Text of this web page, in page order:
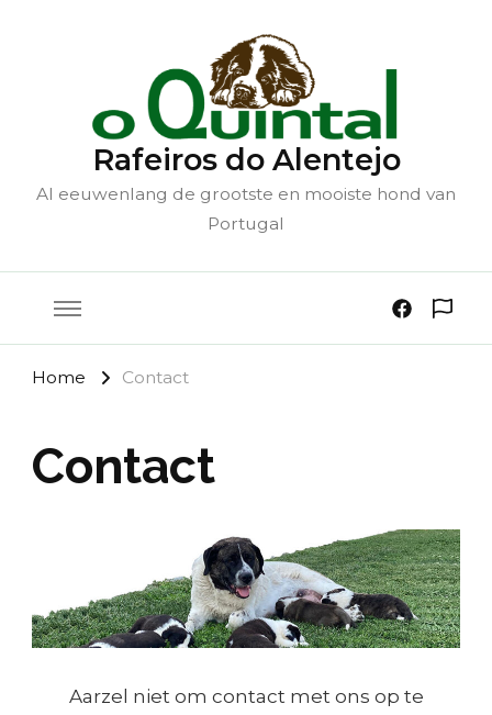
Rafeiros do Alentejo
Al eeuwenlang de grootste en mooiste hond van
Portugal
Home Contact
Contact
Aarzel niet om contact met ons op te